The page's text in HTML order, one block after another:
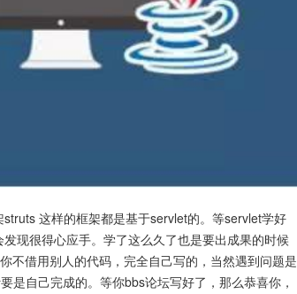
这样的框架都是基于servlet的。等servlet学好
现很得心应手。学了这么久了也是要出成果的时候
不借用别人的代码，完全自己写的，当然遇到问题是
是自己完成的。等你bbs论坛写好了，那么恭喜你，